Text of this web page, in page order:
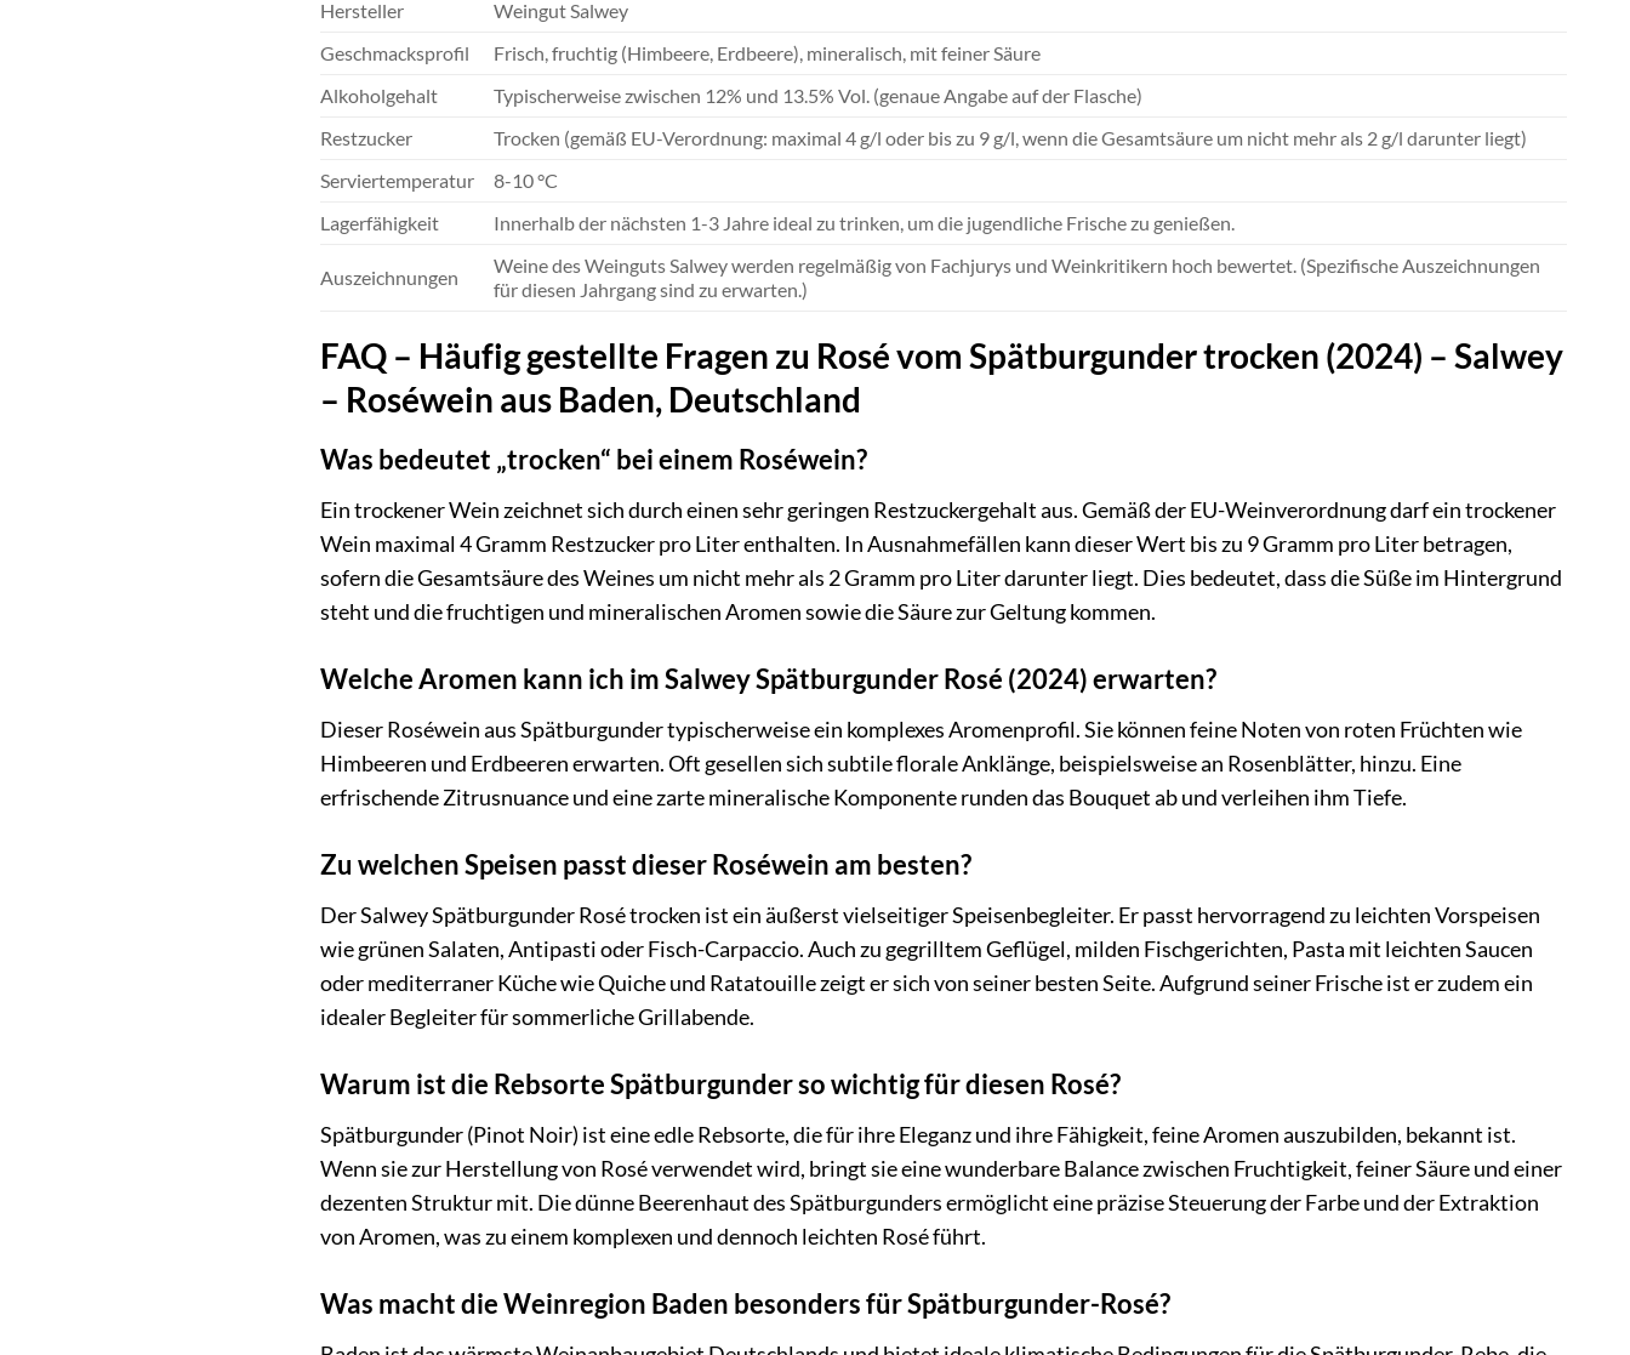
Hersteller
Weingut Salwey
Geschmacksprofil
Frisch, fruchtig (Himbeere, Erdbeere), mineralisch, mit feiner Säure
Alkoholgehalt
Typischerweise zwischen 12% und 13.5% Vol. (genaue Angabe auf der Flasche)
Restzucker
Trocken (gemäß EU-Verordnung: maximal 4 g/l oder bis zu 9 g/l, wenn die Gesamtsäure um nicht mehr als 2 g/l darunter liegt)
Serviertemperatur
8-10 °C
Lagerfähigkeit
Innerhalb der nächsten 1-3 Jahre ideal zu trinken, um die jugendliche Frische zu genießen.
Auszeichnungen
Weine des Weinguts Salwey werden regelmäßig von Fachjurys und Weinkritikern hoch bewertet. (Spezifische Auszeichnungen
für diesen Jahrgang sind zu erwarten.)
FAQ – Häufig gestellte Fragen zu Rosé vom Spätburgunder trocken (2024) – Salwey
– Roséwein aus Baden, Deutschland
Was bedeutet „trocken“ bei einem Roséwein?
Ein trockener Wein zeichnet sich durch einen sehr geringen Restzuckergehalt aus. Gemäß der EU-Weinverordnung darf ein trockener
Wein maximal 4 Gramm Restzucker pro Liter enthalten. In Ausnahmefällen kann dieser Wert bis zu 9 Gramm pro Liter betragen,
sofern die Gesamtsäure des Weines um nicht mehr als 2 Gramm pro Liter darunter liegt. Dies bedeutet, dass die Süße im Hintergrund
steht und die fruchtigen und mineralischen Aromen sowie die Säure zur Geltung kommen.
Welche Aromen kann ich im Salwey Spätburgunder Rosé (2024) erwarten?
Dieser Roséwein aus Spätburgunder typischerweise ein komplexes Aromenprofil. Sie können feine Noten von roten Früchten wie
Himbeeren und Erdbeeren erwarten. Oft gesellen sich subtile florale Anklänge, beispielsweise an Rosenblätter, hinzu. Eine
erfrischende Zitrusnuance und eine zarte mineralische Komponente runden das Bouquet ab und verleihen ihm Tiefe.
Zu welchen Speisen passt dieser Roséwein am besten?
Der Salwey Spätburgunder Rosé trocken ist ein äußerst vielseitiger Speisenbegleiter. Er passt hervorragend zu leichten Vorspeisen
wie grünen Salaten, Antipasti oder Fisch-Carpaccio. Auch zu gegrilltem Geflügel, milden Fischgerichten, Pasta mit leichten Saucen
oder mediterraner Küche wie Quiche und Ratatouille zeigt er sich von seiner besten Seite. Aufgrund seiner Frische ist er zudem ein
idealer Begleiter für sommerliche Grillabende.
Warum ist die Rebsorte Spätburgunder so wichtig für diesen Rosé?
Spätburgunder (Pinot Noir) ist eine edle Rebsorte, die für ihre Eleganz und ihre Fähigkeit, feine Aromen auszubilden, bekannt ist.
Wenn sie zur Herstellung von Rosé verwendet wird, bringt sie eine wunderbare Balance zwischen Fruchtigkeit, feiner Säure und einer
dezenten Struktur mit. Die dünne Beerenhaut des Spätburgunders ermöglicht eine präzise Steuerung der Farbe und der Extraktion
von Aromen, was zu einem komplexen und dennoch leichten Rosé führt.
Was macht die Weinregion Baden besonders für Spätburgunder-Rosé?